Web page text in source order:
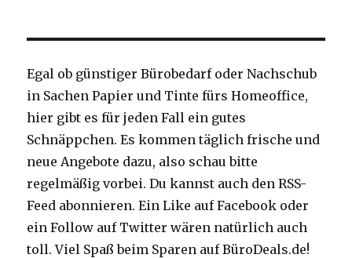
Egal ob günstiger Bürobedarf oder Nachschub
in Sachen Papier und Tinte fürs Homeoffice,
hier gibt es für jeden Fall ein gutes
Schnäppchen. Es kommen täglich frische und
neue Angebote dazu, also schau bitte
regelmäßig vorbei. Du kannst auch den RSS-
Feed abonnieren. Ein Like auf Facebook oder
ein Follow auf Twitter wären natürlich auch
toll. Viel Spaß beim Sparen auf BüroDeals.de!